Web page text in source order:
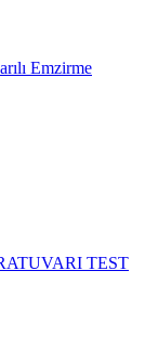
Emzirme
TEST